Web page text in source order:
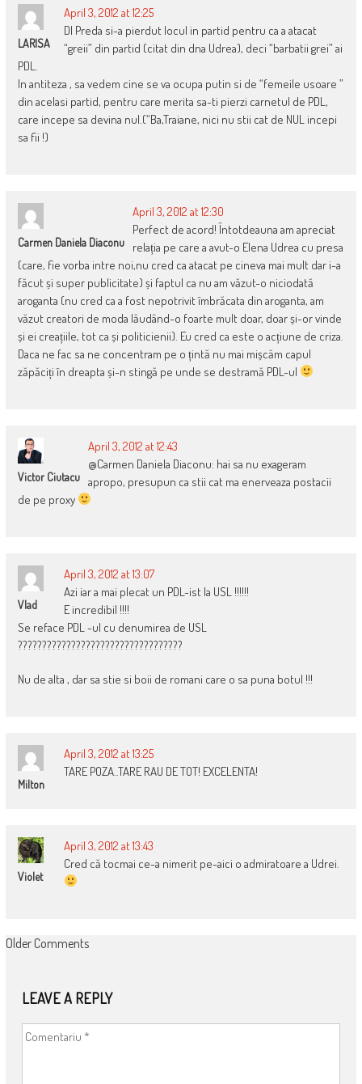
LARISA
April 3, 2012 at 12:25
Dl Preda si-a pierdut locul in partid pentru ca a atacat
“greii” din partid (citat din dna Udrea), deci “barbatii grei” ai
PDL.
In antiteza , sa vedem cine se va ocupa putin si de “femeile usoare ”
din acelasi partid, pentru care merita sa-ti pierzi carnetul de PDL,
care incepe sa devina nul.(“Ba,Traiane, nici nu stii cat de NUL incepi
sa fii !)
Carmen Daniela Diaconu
April 3, 2012 at 12:30
Perfect de acord! Întotdeauna am apreciat
relația pe care a avut-o Elena Udrea cu presa
(care, fie vorba intre noi,nu cred ca atacat pe cineva mai mult dar i-a
făcut și super publicitate) și faptul ca nu am văzut-o niciodată
aroganta (nu cred ca a fost nepotrivit îmbrăcata din aroganta, am
văzut creatori de moda lăudând-o foarte mult doar, doar și-or vinde
și ei creațiile, tot ca și politicienii). Eu cred ca este o acțiune de criza.
Daca ne fac sa ne concentram pe o țintă nu mai mișcăm capul
zăpăciți în dreapta și-n stingă pe unde se destramă PDL-ul
Victor Ciutacu
April 3, 2012 at 12:43
@Carmen Daniela Diaconu: hai sa nu exageram
apropo, presupun ca stii cat ma enerveaza postacii
de pe proxy
Vlad
April 3, 2012 at 13:07
Azi iar a mai plecat un PDL-ist la USL !!!!!!
E incredibil !!!!
Se reface PDL -ul cu denumirea de USL
??????????????????????????????????
Nu de alta , dar sa stie si boii de romani care o sa puna botul !!!
Milton
April 3, 2012 at 13:25
TARE POZA..TARE RAU DE TOT! EXCELENTA!
Violet
April 3, 2012 at 13:43
Cred că tocmai ce-a nimerit pe-aici o admiratoare a Udrei.
COMMENT
Older Comments
LEAVE A REPLY